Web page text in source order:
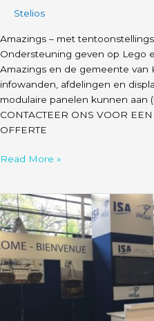
Stelios
Amazings – met
Ondersteuning geven op Lego
Amazings en de gemeente van
infowanden, afdelingen en
modulaire panelen kunnen aan
CONTACTEER ONS VOOR
OFFERTE
Read More »
ISA
–
Stand
met
modulaire
CLIP